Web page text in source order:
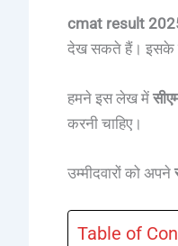
cmat result
देख सकते हैं। इसके
हमने इस लेख में
करनी चाहिए।
उम्मीदवारों को अपने
Table of